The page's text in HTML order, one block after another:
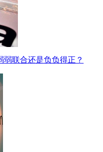
弱联合还是负负得正？